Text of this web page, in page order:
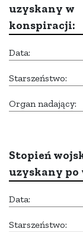
uzyskany w
konspiracji:
Data:
Starszeństwo:
Organ nadający:
Stopień
uzyskany po
Data:
Starszeństwo: